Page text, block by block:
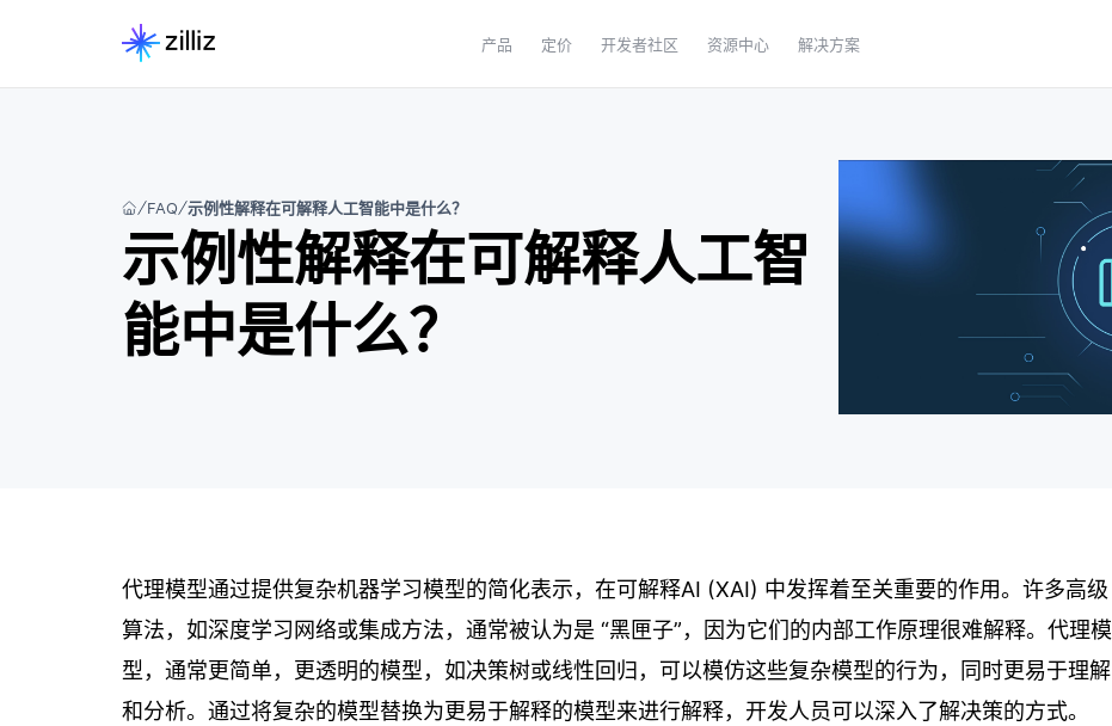
产品 定价 开发者社区 资源中心 解决方案
FAQ 示例性解释在可解释人工智能中是什么？
示例性解释在可解释人工智
能中是什么？
代理模型通过提供复杂机器学习模型的简化表示，在可解释AI (XAI) 中发挥着至关重要的作用。许多高级
算法，如深度学习网络或集成方法，通常被认为是 “黑匣子”，因为它们的内部工作原理很难解释。代理模
型，通常更简单，更透明的模型，如决策树或线性回归，可以模仿这些复杂模型的行为，同时更易于理解
和分析。通过将复杂的模型替换为更易于解释的模型来进行解释，开发人员可以深入了解决策的方式。